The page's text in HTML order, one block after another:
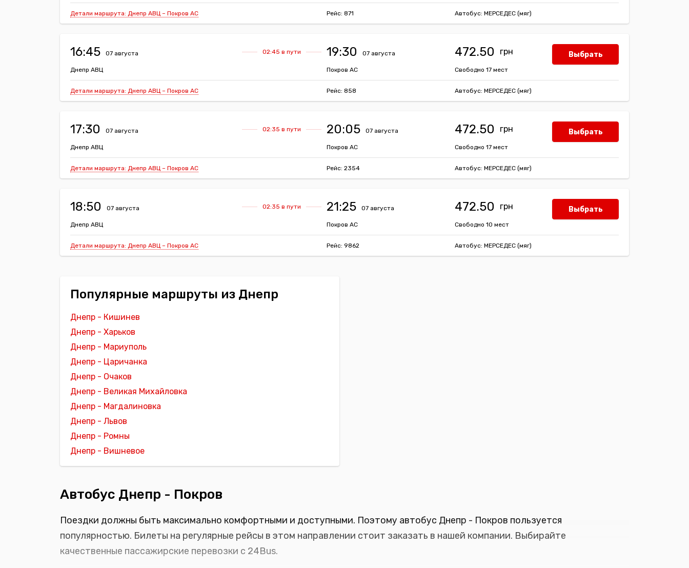
Детали маршрута: Днепр АВЦ – Покров АС Рейс: 871 Автобус: МЕРСЕДЕС (мяг)
16:45 07 августа 02:45 в пути
Днепр АВЦ
19:30 07 августа
Покров АС
472.50
Свободно 17 мест
Выбрать
Детали маршрута: Днепр АВЦ – Покров АС Рейс: 858 Автобус: МЕРСЕДЕС (мяг)
17:30 07 августа 02:35 в пути
Днепр АВЦ
20:05 07 августа
Покров АС
472.50
Свободно 17 мест
Выбрать
Детали маршрута: Днепр АВЦ – Покров АС Рейс: 2354 Автобус: МЕРСЕДЕС (мяг)
18:50 07 августа 02:35 в пути
Днепр АВЦ
21:25 07 августа
Покров АС
472.50
Свободно 10 мест
Выбрать
Детали маршрута: Днепр АВЦ – Покров АС Рейс: 9862 Автобус: МЕРСЕДЕС (мяг)
Популярные маршруты из Днепр
Днепр - Кишинев
Днепр - Харьков
Днепр - Мариуполь
Днепр - Царичанка
Днепр - Очаков
Днепр - Великая Михайловка
Днепр - Магдалиновка
Днепр - Львов
Днепр - Ромны
Днепр - Вишневое
Автобус Днепр - Покров
Поездки должны быть максимально комфортными и доступными. Поэтому автобус Днепр - Покров пользуется
популярностью. Билеты на регулярные рейсы в этом направлении стоит заказать в нашей компании. Выбирайте
качественные пассажирские перевозки с 24Bus.